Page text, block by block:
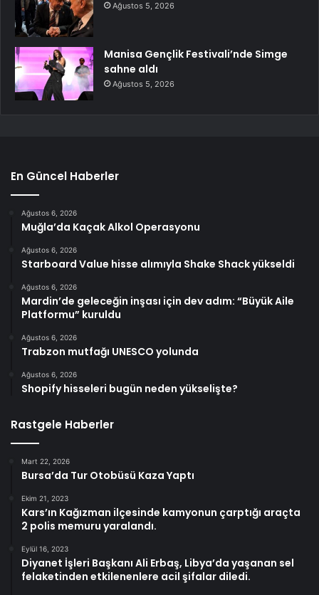
Ağustos 5, 2026
Manisa Gençlik Festivali’nde Simge
sahne aldı
Ağustos 5, 2026
En Güncel Haberler
Ağustos 6, 2026
Muğla’da Kaçak Alkol Operasyonu
Ağustos 6, 2026
Starboard Value hisse alımıyla Shake Shack yükseldi
Ağustos 6, 2026
Mardin’de geleceğin inşası için dev adım: “Büyük Aile
Platformu” kuruldu
Ağustos 6, 2026
Trabzon mutfağı UNESCO yolunda
Ağustos 6, 2026
Shopify hisseleri bugün neden yükselişte?
Rastgele Haberler
Mart 22, 2026
Bursa’da Tur Otobüsü Kaza Yaptı
Ekim 21, 2023
Kars’ın Kağızman ilçesinde kamyonun çarptığı araçta
2 polis memuru yaralandı.
Eylül 16, 2023
Diyanet İşleri Başkanı Ali Erbaş, Libya’da yaşanan sel
felaketinden etkilenenlere acil şifalar diledi.